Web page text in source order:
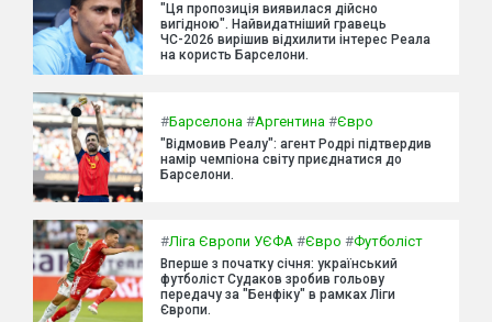
"Ця пропозиція виявилася дійсно
вигідною". Найвидатніший гравець
ЧС-2026 вирішив відхилити інтерес Реала
на користь Барселони.
#Барселона #Аргентина #Євро
"Відмовив Реалу": агент Родрі підтвердив
намір чемпіона світу приєднатися до
Барселони.
#Ліга Європи УЄФА #Євро #Футболіст
Вперше з початку січня: український
футболіст Судаков зробив гольову
передачу за "Бенфіку" в рамках Ліги
Європи.